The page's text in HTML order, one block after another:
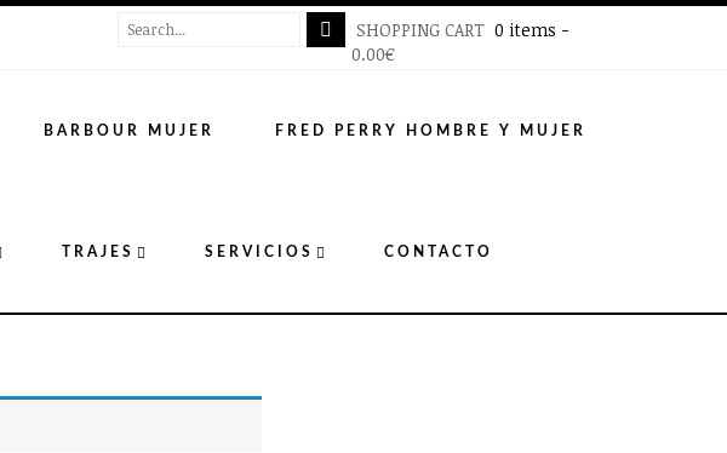
SHOPPING CART 0 items -
0.00€
BARBOUR MUJER FRED PERRY HOMBRE Y MUJER
TRAJES SERVICIOS CONTACTO